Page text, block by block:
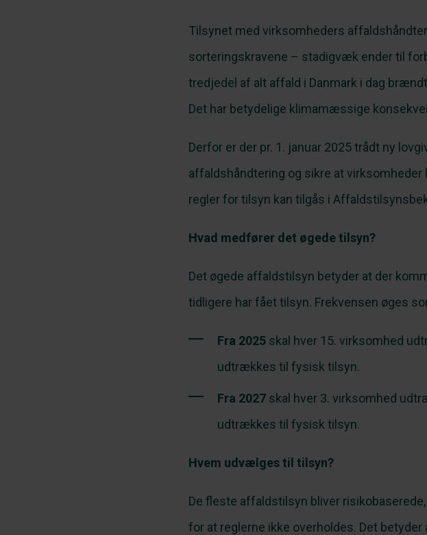
Tilsynet med virksomheders
sorteringskravene – stadigvæk ender til
tredjedel af alt affald i Danmark i dag
Det har betydelige klimamæssige
Derfor er der pr. 1. januar 2025 trådt ny
affaldshåndtering og sikre at
regler for tilsyn kan tilgås i
Hvad medfører det øgede tilsyn?
Det øgede affaldstilsyn betyder at der
tidligere har fået tilsyn. Frekvensen øges
Fra 2025skal hver 15. virksomhed
udtrækkes til fysisk tilsyn.
Fra 2027skal hver 3. virksomhed
udtrækkes til fysisk tilsyn.
Hvem udvælges til tilsyn?
De fleste affaldstilsyn bliver
for at reglerne ikke overholdes. Det